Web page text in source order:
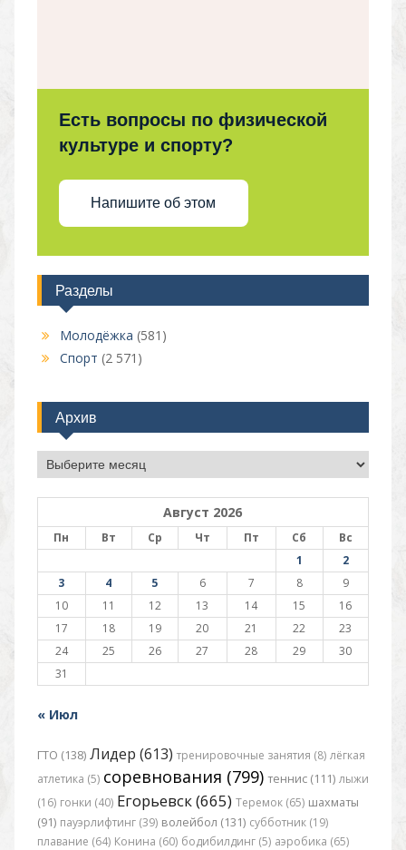
Есть вопросы по физической
культуре и спорту?
Напишите об этом
Разделы
Молодёжка (581)
Спорт (2 571)
Архив
Архив
Август 2026
Пн Вт Ср Чт Пт Сб
Вс
1
2
3
4 5 6 7 8
9
10
11 12 13 14 15
16
17
18 19 20 21 22
23
24
25 26 27 28 29
30
31
« Июл
ГТО (138) Лидер (613) тренировочные занятия (8) лёгкая
атлетика (5) соревнования (799) теннис (111) лыжи
(16) гонки (40) Егорьевск (665) Теремок (65) шахматы
(91) пауэрлифтинг (39) волейбол (131) субботник (19)
плавание (64) Конина (60) бодибилдинг (5) аэробика (65)